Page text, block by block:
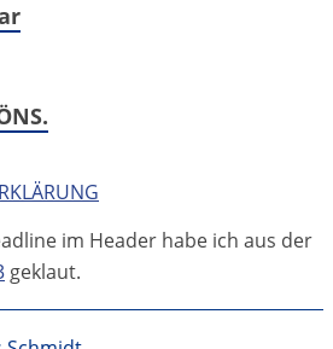
im Header habe ich aus der
geklaut.